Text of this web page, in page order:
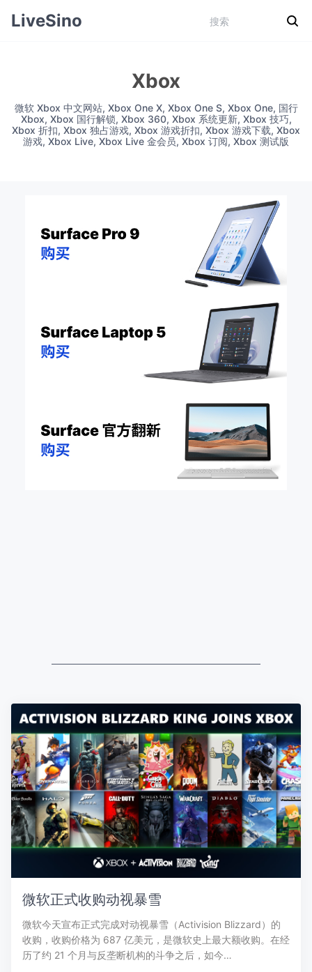
LiveSino
Xbox
微软 Xbox 中文网站, Xbox One X, Xbox One S, Xbox One, 国行
Xbox, Xbox 国行解锁, Xbox 360, Xbox 系统更新, Xbox 技巧,
Xbox 折扣, Xbox 独占游戏, Xbox 游戏折扣, Xbox 游戏下载, Xbox
游戏, Xbox Live, Xbox Live 金会员, Xbox 订阅, Xbox 测试版
微软正式收购动视暴雪
微软今天宣布正式完成对动视暴雪（Activision Blizzard）的
收购，收购价格为 687 亿美元，是微软史上最大额收购。在经
历了约 21 个月与反垄断机构的斗争之后，如今…